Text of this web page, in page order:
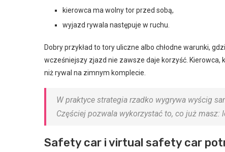
kierowca ma wolny tor przed sobą,
wyjazd rywala następuje w ruchu.
Dobry przykład to tory uliczne albo chłodne warunki,
wcześniejszy zjazd nie zawsze daje korzyść.
niż rywal na zimnym komplecie.
W praktyce strategia rzadko wygrywa wyścig
Częściej pozwala wykorzystać to, co już
Safety car i virtual safety car